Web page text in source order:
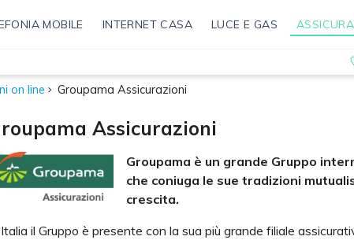
MOBILE INTERNET CASA LUCE E GAS
on line Groupama Assicurazioni
Assicurazioni
Groupama è un grande Gruppo
che coniuga le sue tradizioni
crescita.
il Gruppo è presente con la sua più grande filiale